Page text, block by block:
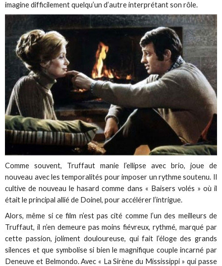
imagine difficilement quelqu’un d’autre interprétant son rôle.
Comme souvent, Truffaut manie l’ellipse avec brio, joue de
nouveau avec les temporalités pour imposer un rythme soutenu. Il
cultive de nouveau le hasard comme dans « Baisers volés » où il
était le principal allié de Doinel, pour accélérer l’intrigue.
Alors, même si ce film n’est pas cité comme l’un des meilleurs de
Truffaut, il n’en demeure pas moins fiévreux, rythmé, marqué par
cette passion, joliment douloureuse, qui fait l’éloge des grands
silences et que symbolise si bien le magnifique couple incarné par
Deneuve et Belmondo. Avec « La Sirène du Mississippi » qui passe